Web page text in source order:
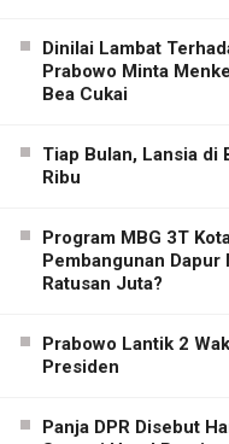
Dinilai Lambat
Prabowo Minta
Bea Cukai
Tiap Bulan, Lansia di
Ribu
Program MBG 3T
Pembangunan Dapur
Ratusan Juta?
Prabowo Lantik 2
Presiden
Panja DPR Disebut